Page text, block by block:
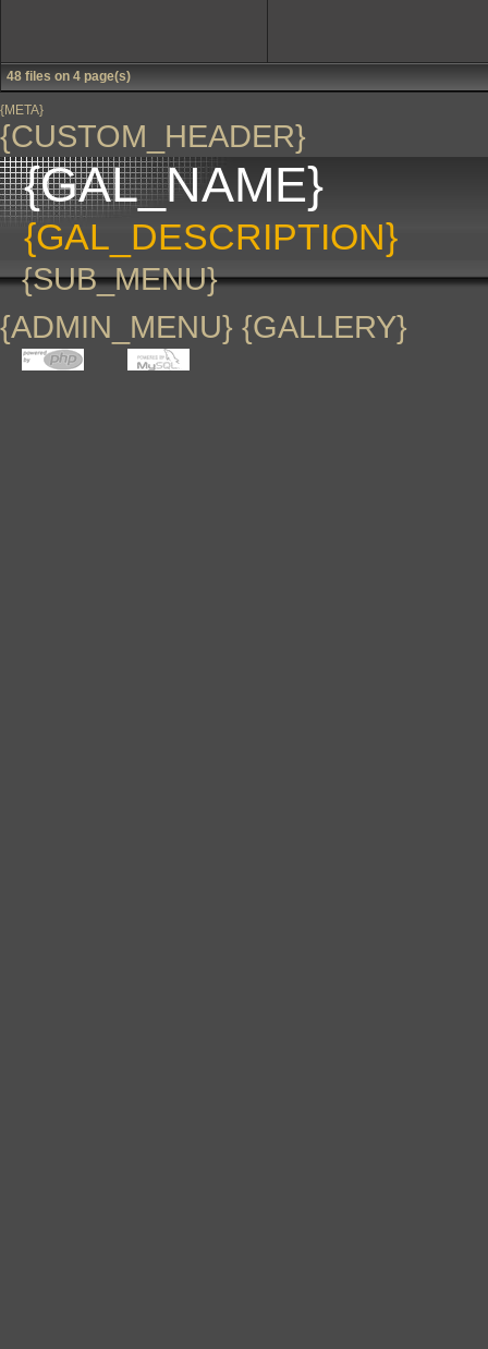
48 files on 4 page(s)
{META}
{CUSTOM_HEADER}
{GAL_NAME}
{GAL_DESCRIPTION}
{SUB_MENU}
{ADMIN_MENU} {GALLERY}